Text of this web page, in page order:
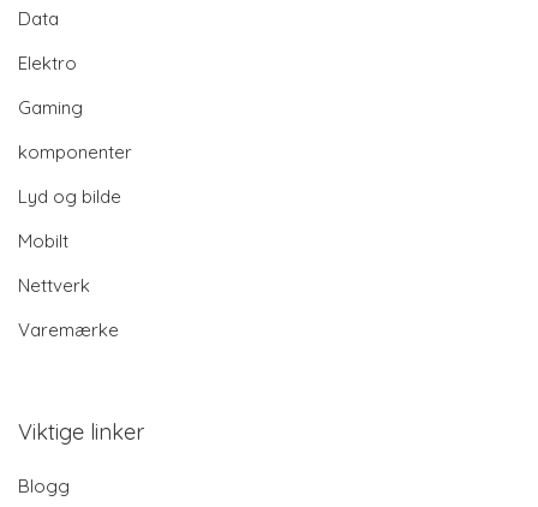
Data
Elektro
Gaming
komponenter
Lyd og bilde
Mobilt
Nettverk
Varemærke
Viktige linker
Blogg